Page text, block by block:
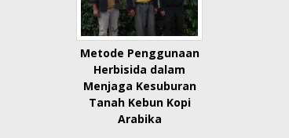
Metode Penggunaan
Herbisida dalam
Menjaga Kesuburan
Tanah Kebun Kopi
Arabika